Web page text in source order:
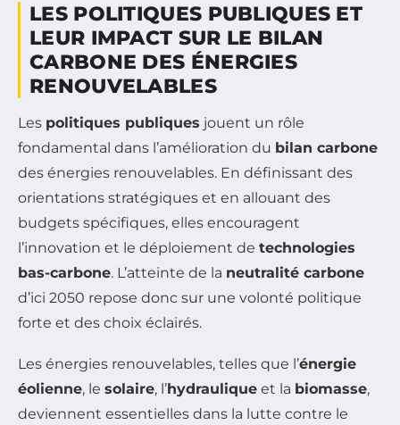
LES POLITIQUES PUBLIQUES ET
LEUR IMPACT SUR LE BILAN
CARBONE DES ÉNERGIES
RENOUVELABLES
Les politiques publiques jouent un rôle
fondamental dans l’amélioration du bilan carbone
des énergies renouvelables. En définissant des
orientations stratégiques et en allouant des
budgets spécifiques, elles encouragent
l’innovation et le déploiement de technologies
bas-carbone. L’atteinte de la neutralité carbone
d’ici 2050 repose donc sur une volonté politique
forte et des choix éclairés.
Les énergies renouvelables, telles que l’énergie
éolienne, le solaire, l’hydraulique et la biomasse,
deviennent essentielles dans la lutte contre le